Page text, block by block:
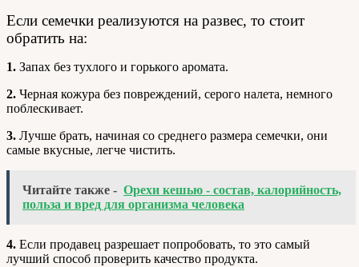
Если семечки реализуются на развес, то стоит
обратить на:
1. Запах без тухлого и горького аромата.
2. Черная кожура без повреждений, серого налета, немного
поблескивает.
3. Лучше брать, начиная со среднего размера семечки, они
самые вкусные, легче чистить.
Читайте также - Орехи кешью - состав, калорийность,
польза и вред для организма человека
4. Если продавец разрешает попробовать, то это самый
лучший способ проверить качество продукта.